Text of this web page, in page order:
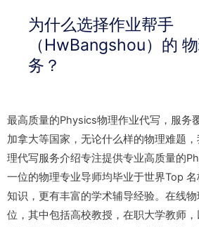
为什么选择作业帮手
（HwBangshou）的
务？
最高质量的Physics物理作业代写，服务
加拿大等国家，无论什么样的物理难题
理代写服务介绍专注提供专业高质量的
一位的物理专业导师均毕业于世界Top
知识，更有丰富的学术辅导经验。在线
位，其中包括高校教授，在职大学教师